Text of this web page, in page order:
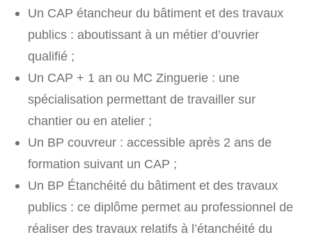
Un CAP étancheur du bâtiment et des travaux
publics : aboutissant à un métier d’ouvrier
qualifié ;
Un CAP + 1 an ou MC Zinguerie : une
spécialisation permettant de travailler sur
chantier ou en atelier ;
Un BP couvreur : accessible après 2 ans de
formation suivant un CAP ;
Un BP Étanchéité du bâtiment et des travaux
publics : ce diplôme permet au professionnel de
réaliser des travaux relatifs à l’étanchéité du